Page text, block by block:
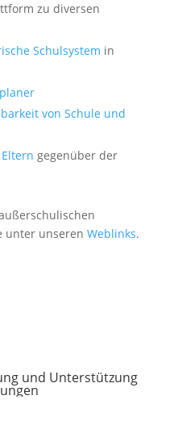
zu diversen
Schulsystem in
von Schule und
gegenüber der
unter unseren Weblinks.
und Unterstützung